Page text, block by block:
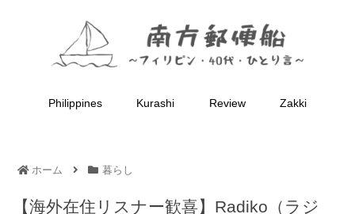
Philippines Kurashi Review Zakki
ホーム 暮らし
【海外在住リスナー歓喜】Radiko（ラジ